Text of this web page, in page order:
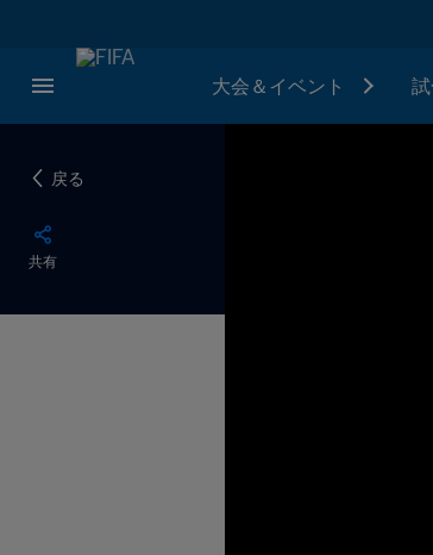
大会＆イベント
戻る
共有